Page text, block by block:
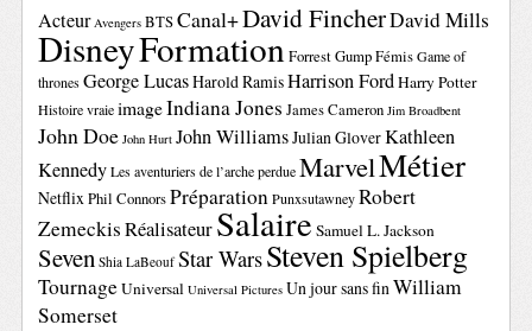
Acteur Avengers BTSCanal+David FincherDavid Mills
DisneyFormationForrest GumpFémis Game of
thrones George LucasHarold RamisHarrison FordHarry Potter
Histoire vraie imageIndiana Jones James Cameron Jim Broadbent
John Doe John Hurt John WilliamsJulian GloverKathleen
Kennedy Les aventuriers de l’arche perdue MarvelMétier
NetflixPhil ConnorsPréparation Punxsutawney Robert
ZemeckisRéalisateurSalaire Samuel L. Jackson
Seven Shia LaBeouf Star WarsSteven Spielberg
TournageUniversal Universal Pictures Un jour sans finWilliam
Somerset